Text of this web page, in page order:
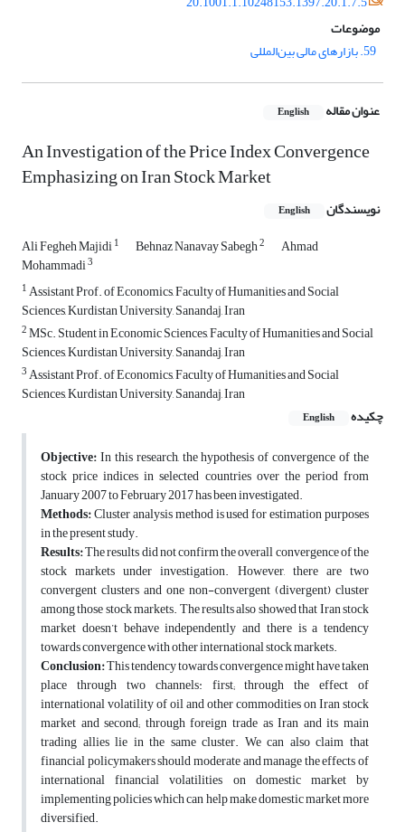
موضوعات
59. بازارهای مالی بین‌المللی
عنوان مقاله English
An Investigation of the Price Index Convergence
Emphasizing on Iran Stock Market
نویسندگان English
Ali Fegheh Majidi1 Behnaz Nanavay Sabegh2 Ahmad
Mohammadi3
1Assistant Prof. of Economics, Faculty of Humanities and Social
Sciences, Kurdistan University, Sanandaj, Iran
2MSc. Student in Economic Sciences, Faculty of Humanities and Social
Sciences, Kurdistan University, Sanandaj, Iran
3Assistant Prof. of Economics, Faculty of Humanities and Social
Sciences, Kurdistan University, Sanandaj, Iran
چکیده
English
Objective:In this research, the hypothesis of convergence of the
stock price indices in selected countries over the period from
January 2007 to February 2017 has been investigated.
Methods:Cluster analysis method is used for estimation purposes
in the present study.
Results:The results did not confirm the overall convergence of the
stock markets under investigation. However, there are two
convergent clusters and one non-convergent (divergent) cluster
among those stock markets. The results also showed that Iran stock
market doesn’t behave independently and there is a tendency
towards convergence with other international stock markets.
Conclusion:This tendency towards convergence might have taken
place through two channels: first; through the effect of
international volatility of oil and other commodities on Iran stock
market and second; through foreign trade as Iran and its main
trading allies lie in the same cluster. We can also claim that
financial policymakers should moderate and manage the effects of
international financial volatilities on domestic market by
implementing policies which can help make domestic market more
diversified.